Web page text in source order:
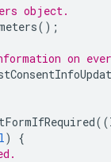
object.
();
on
((
)
{